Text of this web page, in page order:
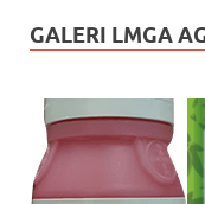
GALERI LMGA